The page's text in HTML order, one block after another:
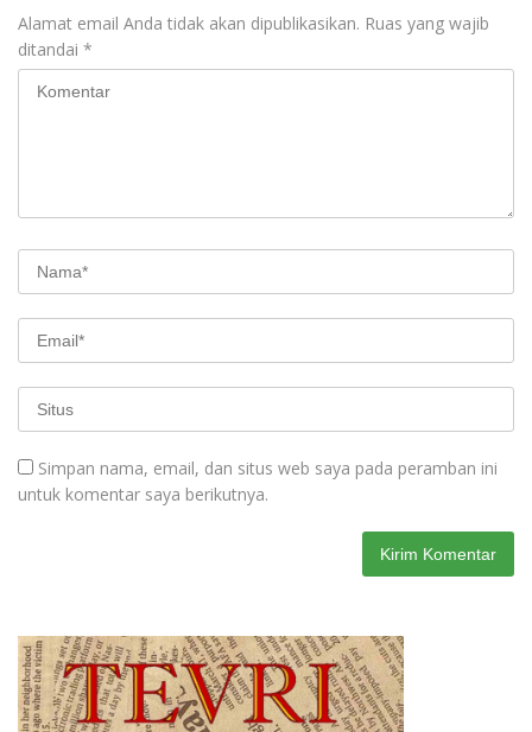
Alamat email Anda tidak akan dipublikasikan. Ruas yang wajib
ditandai *
Simpan nama, email, dan situs web saya pada peramban ini
untuk komentar saya berikutnya.